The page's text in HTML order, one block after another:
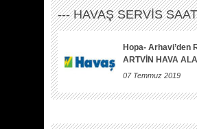
--- HAVAŞ SERVİS
Hopa- Arhavi’den
ARTVİN HAVA
07 Temmuz 2019